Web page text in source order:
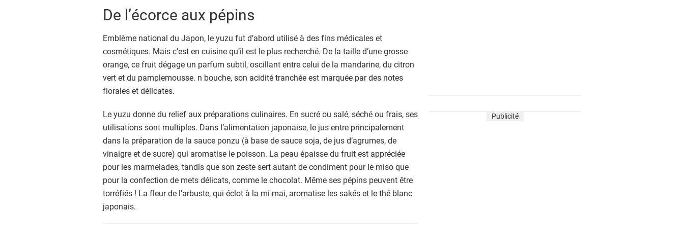
De l’écorce aux pépins
Emblème national du Japon, le yuzu fut d’abord utilisé à des fins médicales et
cosmétiques. Mais c’est en cuisine qu’il est le plus recherché. De la taille d’une grosse
orange, ce fruit dégage un parfum subtil, oscillant entre celui de la mandarine, du citron
vert et du pamplemousse. n bouche, son acidité tranchée est marquée par des notes
florales et délicates.
Le yuzu donne du relief aux préparations culinaires. En sucré ou salé, séché ou frais, ses
utilisations sont multiples. Dans l’alimentation japonaise, le jus entre principalement
dans la préparation de la sauce ponzu (à base de sauce soja, de jus d’agrumes, de
vinaigre et de sucre) qui aromatise le poisson. La peau épaisse du fruit est appréciée
pour les marmelades, tandis que son zeste sert autant de condiment pour le miso que
pour la confection de mets délicats, comme le chocolat. Même ses pépins peuvent être
torréfiés ! La fleur de l’arbuste, qui éclot à la mi-mai, aromatise les sakés et le thé blanc
japonais.
Publicité